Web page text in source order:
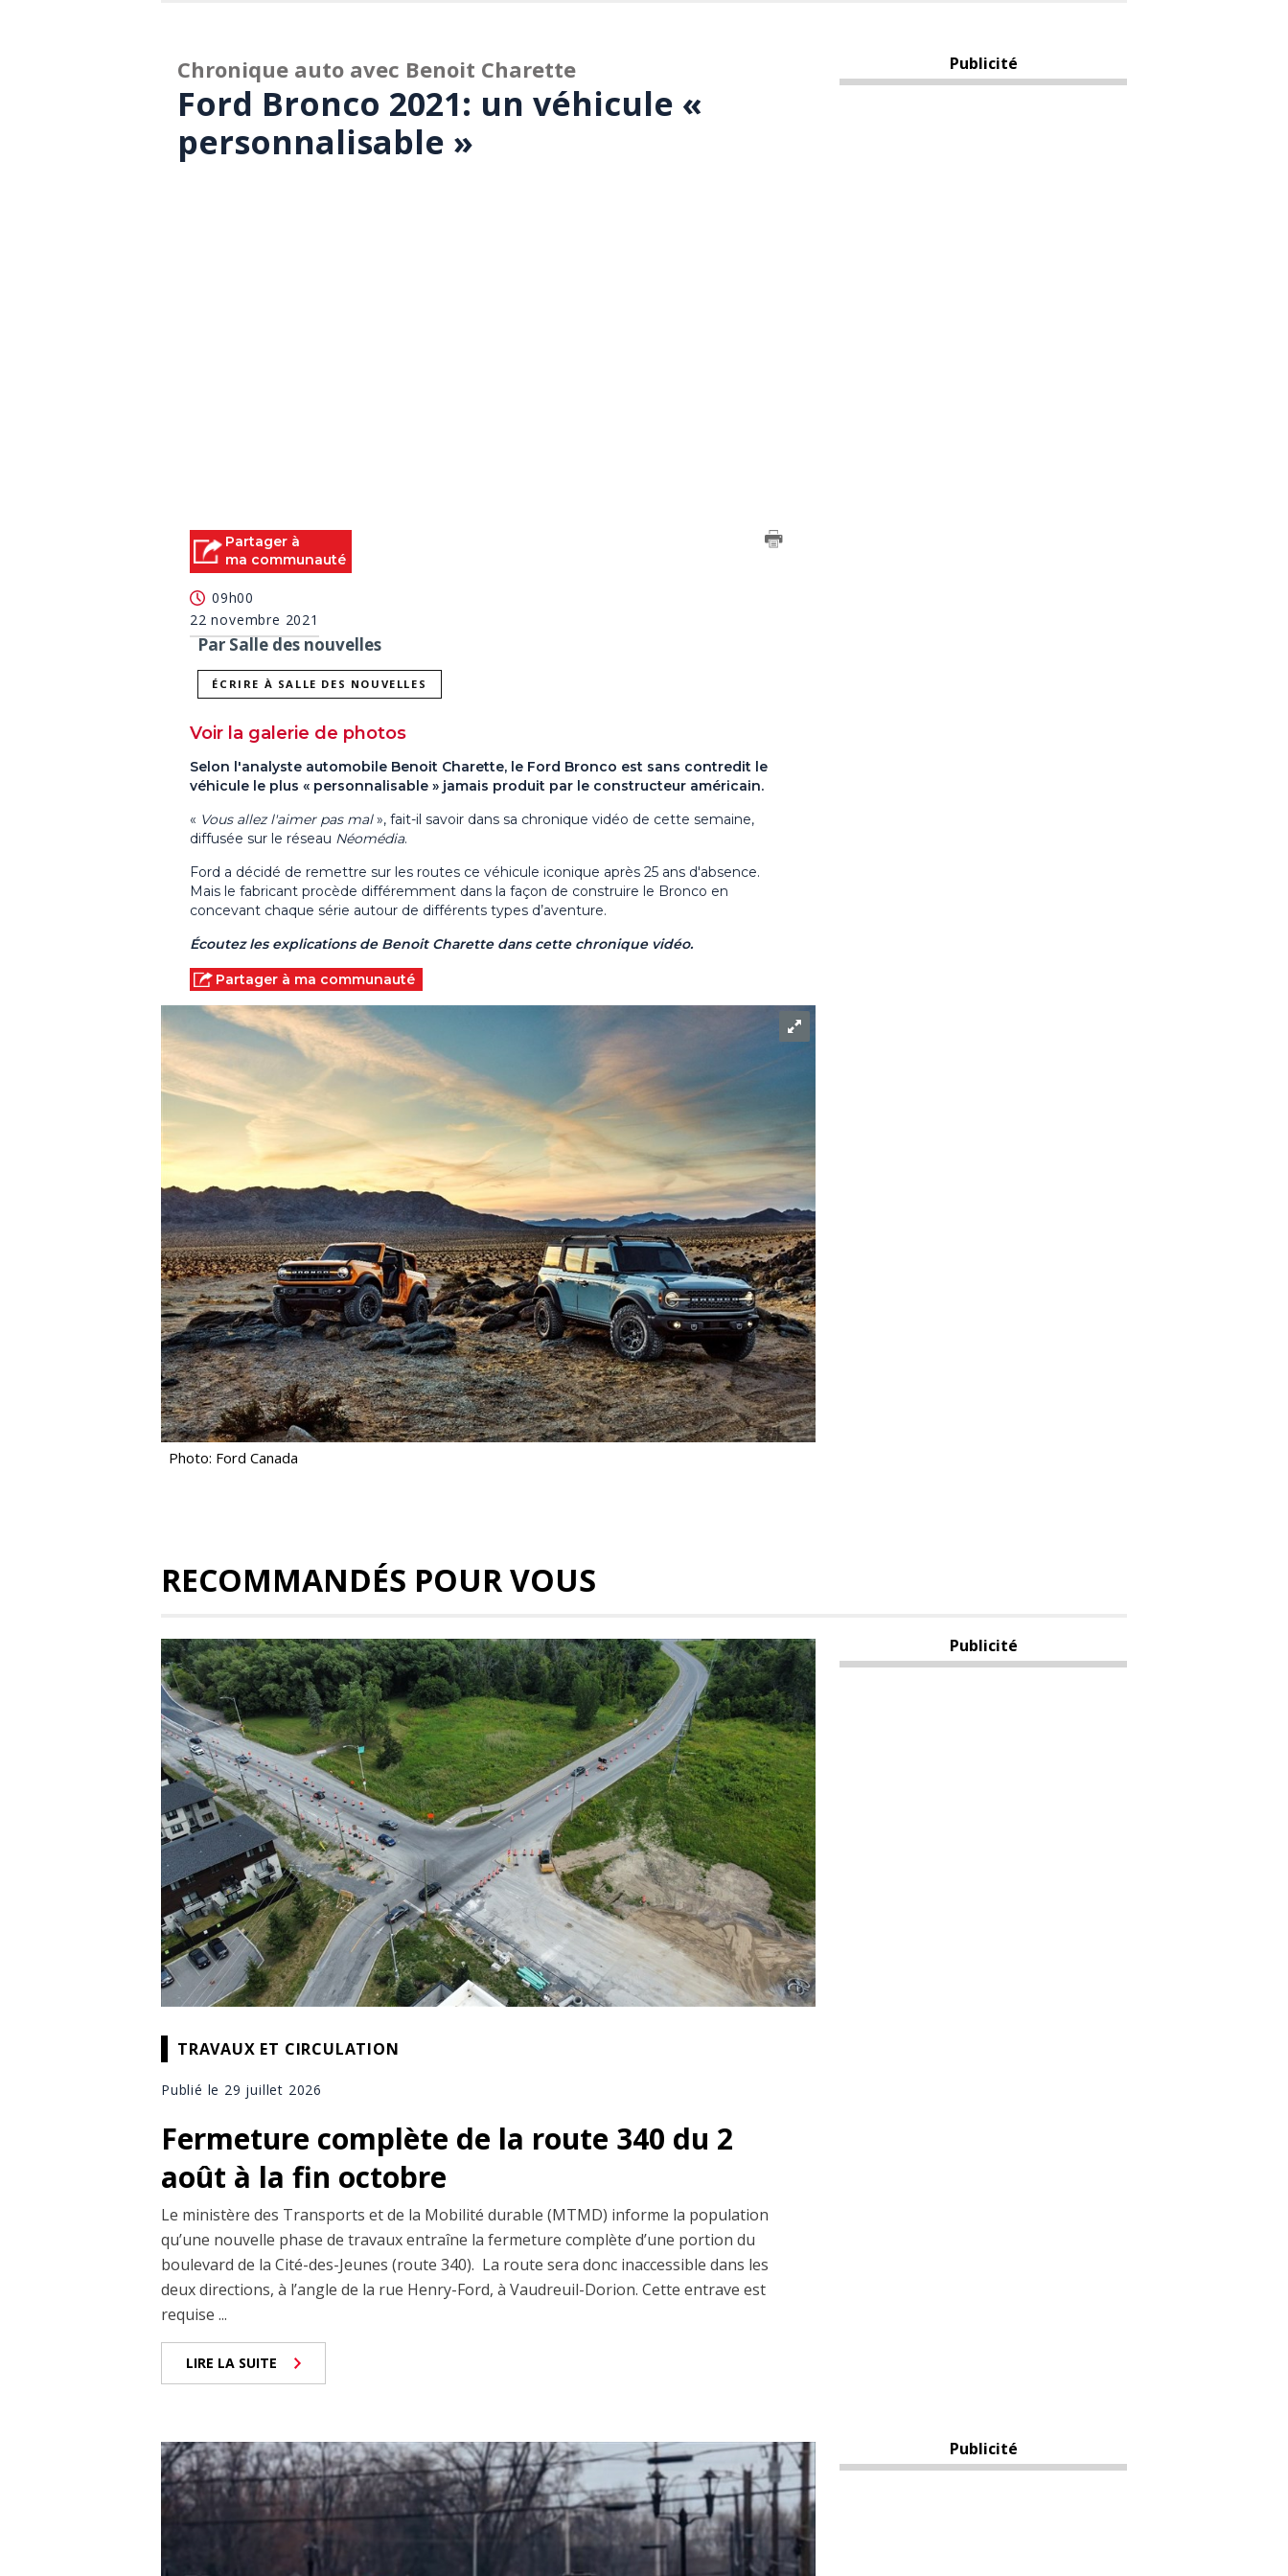
Chronique auto avec Benoit Charette
Ford Bronco 2021: un véhicule «
personnalisable »
Partager à
ma communauté
09h00
22 novembre 2021
Par Salle des nouvelles
ÉCRIRE À SALLE DES NOUVELLES
Voir la galerie de photos
Selon l'analyste automobile Benoit Charette, le Ford Bronco est sans contredit le
véhicule le plus « personnalisable » jamais produit par le constructeur américain.
« Vous allez l'aimer pas mal», fait-il savoir dans sa chronique vidéo de cette semaine,
diffusée sur le réseau Néomédia.
Ford a décidé de remettre sur les routes ce véhicule iconique après 25 ans d'absence.
Mais le fabricant procède différemment dans la façon de construire le Bronco en
concevant chaque série autour de différents types d’aventure.
Écoutez les explications de Benoit Charette dans cette chronique vidéo.
Partager à ma communauté
Photo: Ford Canada
Publicité
RECOMMANDÉS POUR VOUS
TRAVAUX ET CIRCULATION
Publié le 29 juillet 2026
Fermeture complète de la route 340 du 2
août à la fin octobre
Le ministère des Transports et de la Mobilité durable (MTMD) informe la population
qu’une nouvelle phase de travaux entraîne la fermeture complète d’une portion du
boulevard de la Cité-des-Jeunes (route 340). La route sera donc inaccessible dans les
deux directions, à l’angle de la rue Henry-Ford, à Vaudreuil-Dorion. Cette entrave est
requise ...
LIRE LA SUITE
Publicité
Publicité